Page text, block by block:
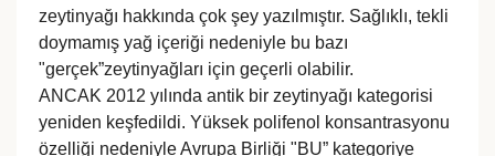
zeytinyağı hakkında çok şey yazılmıştır. Sağlıklı, tekli
doymamış yağ içeriği nedeniyle bu bazı
"gerçek”zeytinyağları için geçerli olabilir.
ANCAK 2012 yılında antik bir zeytinyağı kategorisi
yeniden keşfedildi. Yüksek polifenol konsantrasyonu
özelliği nedeniyle Avrupa Birliği "BU” kategoriye